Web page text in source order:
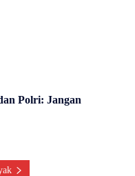
Polri: Jangan